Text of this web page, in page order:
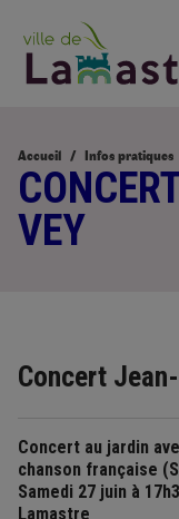
Accueil Infos pratiques
VEY
Concert
Concert au jardin
chanson française
Samedi 27 juin à
Lamastre